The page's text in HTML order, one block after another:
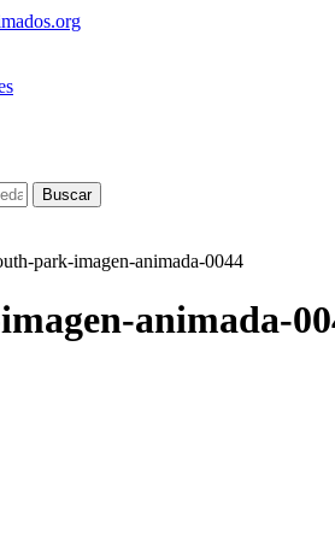
Buscar
park-imagen-animada-0044
animada-